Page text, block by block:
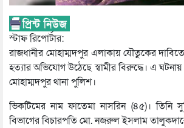
স্টাফ রিপোর্টার:
রাজধানীর মোহাম্মদপুর এলাকায় যৌতুকের
হত্যার অভিযোগ উঠেছে স্বামীর বিরুদ্ধে। এ ঘটনায়
মোহাম্মদপুর থানা পুলিশ।
ভিকটিমের নাম ফাতেমা নাসরিন (৪৫)। তিনি
বিভাগের বিচারপতি মো. নজরুল ইসলাম